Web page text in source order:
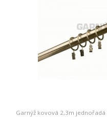
Garnýž kovová 2,3m